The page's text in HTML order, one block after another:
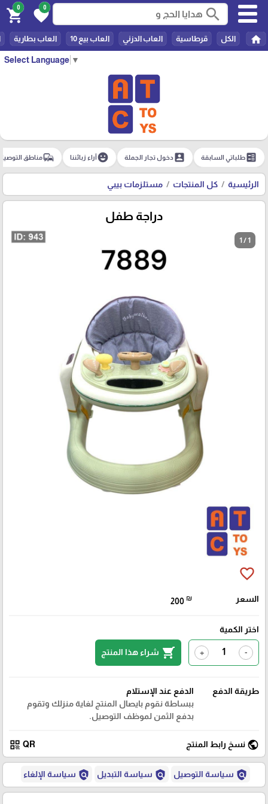
Select Language ▼
search
0
favorite
0
shopping_cart
home الكل قرطاسية العاب الدزني العاب بيع 10 العاب بطارية
ballotطلباتي السابقة account_boxدخول تجار الجملة emoji_emotionsآراء زبائننا commuteمناطق
الرئيسية كل المنتجات مستلزمات بيبي
دراجة طفل
1 / 1
favorite_border
السعر 200 ₪
اختر الكمية
-
+
shopping_cart شراء هذا المنتج
طريقة الدفع
الدفع عند الإستلام
ببساطة نقوم بايصال المنتج لغاية منزلك وتقوم
بدفع الثمن لموظف التوصيل.
public نسخ رابط المنتج QR
qr_code
policy سياسة التوصيل policy سياسة التبديل policy سياسة الإلغاء